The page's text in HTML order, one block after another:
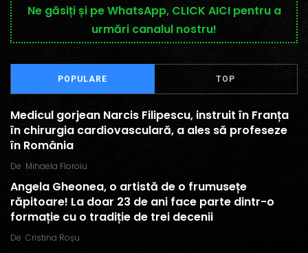
Ne găsiți și pe WhatsApp, CLICK AICI pentru a
urmări canalul nostru!
POPULARE TOP
Medicul gorjean Narcis Filipescu, instruit în Franța
în chirurgia cardiovasculară, a ales să profeseze
în România
De Mihaela Floroiu
Angela Gheonea, o artistă de o frumusețe
răpitoare! La doar 23 de ani face parte dintr-o
formație cu o tradiție de trei decenii
De Cristina Roșu